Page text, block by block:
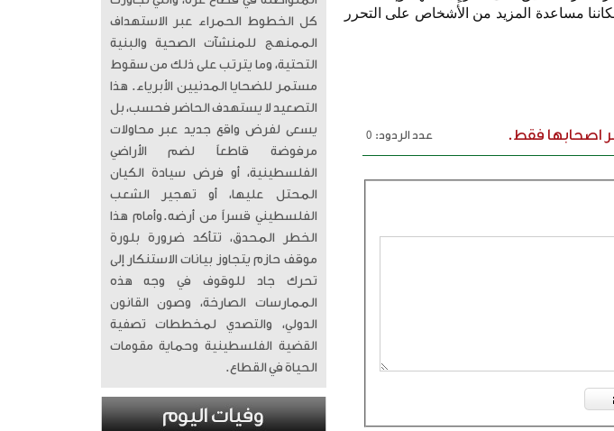
مساعدة المزيد من الأشخاص على التحرر
اصحابها فقط.
عدد الردود: 0
كل الخطوط الحمراء عبر الاستهداف
الممنهج للمنشآت الصحية والبنية
التحتية، وما يترتب على ذلك من سقوط
مستمر للضحايا المدنيين الأبرياء. ​ هذا
التصعيد لا يستهدف الحاضر فحسب، بل
يسعى لفرض واقع جديد عبر محاولات
مرفوضة قاطعاً لضم الأراضي
الفلسطينية، أو فرض سيادة الكيان
المحتل عليها، أو تهجير الشعب
الفلسطيني قسراً من أرضه. ​وأمام هذا
الخطر المحدق، تتأكد ضرورة بلورة
موقف حازم يتجاوز بيانات الاستنكار إلى
تحرك جاد للوقوف في وجه هذه
الممارسات الصارخة، وصون القانون
الدولي، والتصدي لمخططات تصفية
القضية الفلسطينية وحماية مقومات
الحياة في القطاع.